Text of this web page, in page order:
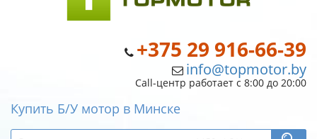
+375 29 916-66-39
info@topmotor.by
Call-центр работает с 8:00 до 20:00
Купить Б/У мотор в Минске